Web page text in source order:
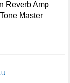
Reverb Amp
Master